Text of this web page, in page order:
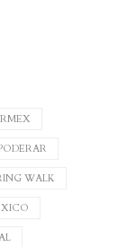
WALK